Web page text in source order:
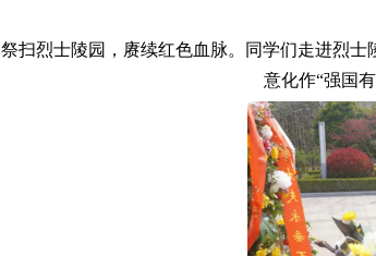
祭扫烈士陵园，赓续红色血脉。同学们走进烈
意化作“强国